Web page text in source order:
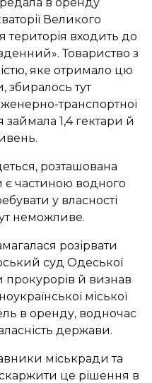
Великого
входить до
Товариство з
яке отримало цю
збиралось тут
транспортної
займала 1,4 гектари й
розташована
є частиною водного
у власності
неможливе.
розірвати
суд Одеської
прокурорів й визнав
міської
в оренду, водночас
держави.
міськради та
це рішення в